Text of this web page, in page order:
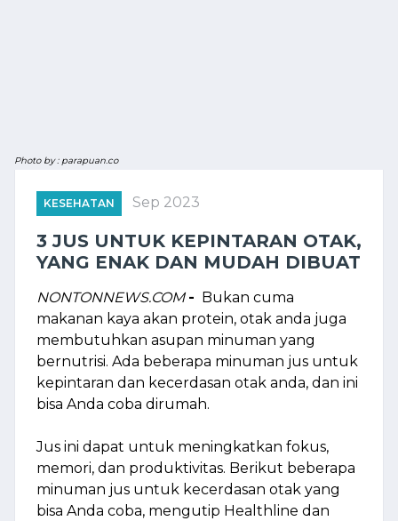
Photo by : parapuan.co
KESEHATAN Sep 2023
3 JUS UNTUK KEPINTARAN OTAK,
YANG ENAK DAN MUDAH DIBUAT
NONTONNEWS.COM - Bukan cuma
makanan kaya akan protein, otak anda juga
membutuhkan asupan minuman yang
bernutrisi. Ada beberapa minuman jus untuk
kepintaran dan kecerdasan otak anda, dan ini
bisa Anda coba dirumah.
Jus ini dapat untuk meningkatkan fokus,
memori, dan produktivitas. Berikut beberapa
minuman jus untuk kecerdasan otak yang
bisa Anda coba, mengutip Healthline dan